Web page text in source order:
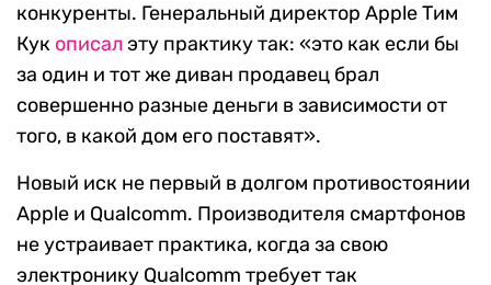
конкуренты. Генеральный директор Apple Тим
Кук описал эту практику так: «это как если бы
за один и тот же диван продавец брал
совершенно разные деньги в зависимости от
того, в какой дом его поставят».
Новый иск не первый в долгом противостоянии
Apple и Qualcomm. Производителя смартфонов
не устраивает практика, когда за свою
электронику Qualcomm требует так